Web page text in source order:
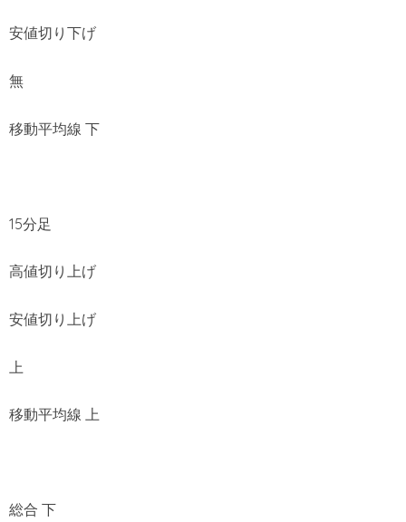
安値切り下げ
無
移動平均線 下
15分足
高値切り上げ
安値切り上げ
上
移動平均線 上
総合 下